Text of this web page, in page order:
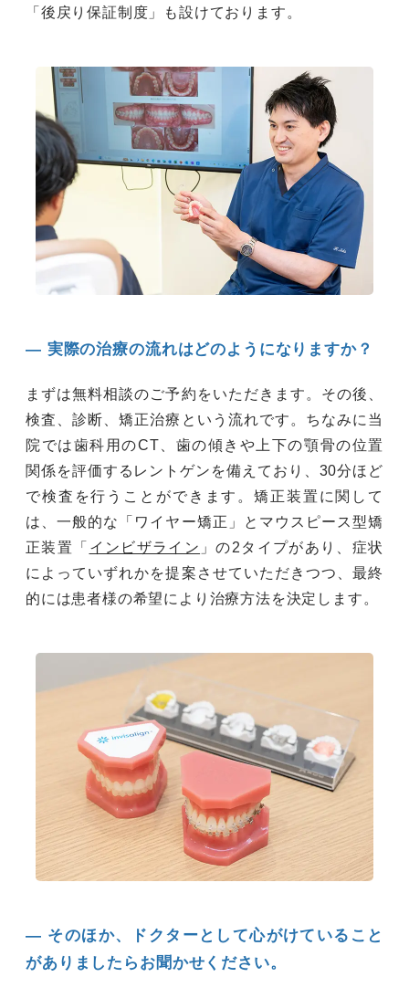
「後戻り保証制度」も設けております。
― 実際の治療の流れはどのようになりますか？
まずは無料相談のご予約をいただきます。その後、
検査、診断、矯正治療という流れです。ちなみに当
院では歯科用のCT、歯の傾きや上下の顎骨の位置
関係を評価するレントゲンを備えており、30分ほど
で検査を行うことができます。矯正装置に関して
は、一般的な「ワイヤー矯正」とマウスピース型矯
正装置「 インビザライン 」の2タイプがあり、症状
によっていずれかを提案させていただきつつ、最終
的には患者様の希望により治療方法を決定します。
― そのほか、ドクターとして心がけていること
がありましたらお聞かせください。